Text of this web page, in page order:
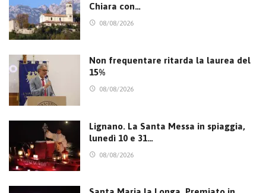
Chiara con…
08/08/2026
Non frequentare ritarda la laurea del
15%
08/08/2026
Lignano. La Santa Messa in spiaggia,
lunedì 10 e 31…
08/08/2026